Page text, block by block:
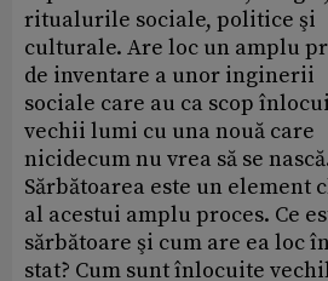
ritualurile sociale, politice şi
culturale. Are loc un amplu
de inventare a unor inginerii
sociale care au ca scop
vechii lumi cu una nouă care
nicidecum nu vrea să se
Sărbătoarea este un element
al acestui amplu proces. Ce
sărbătoare şi cum are ea loc
stat? Cum sunt înlocuite